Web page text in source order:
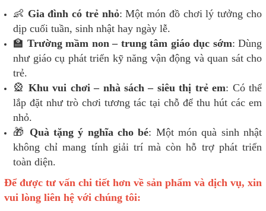
👶 Gia đình có trẻ nhỏ: Một món đồ chơi lý tưởng cho
dịp cuối tuần, sinh nhật hay ngày lễ.
🏫 Trường mầm non – trung tâm giáo dục sớm: Dùng
như giáo cụ phát triển kỹ năng vận động và quan sát cho
trẻ.
🎡 Khu vui chơi – nhà sách – siêu thị trẻ em: Có thể
lắp đặt như trò chơi tương tác tại chỗ để thu hút các em
nhỏ.
🎁 Quà tặng ý nghĩa cho bé: Một món quà sinh nhật
không chỉ mang tính giải trí mà còn hỗ trợ phát triển
toàn diện.
Để được tư vấn chi tiết hơn về sản phẩm và dịch vụ, xin
vui lòng liên hệ với chúng tôi: